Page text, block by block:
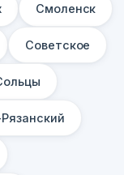
Смоленск
Советское